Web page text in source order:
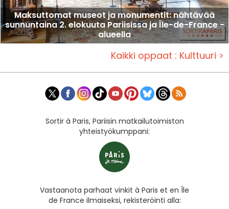
Maksuttomat museot ja monumentit: nähtävää
sunnuntaina 2. elokuuta Pariisissa ja Île-de-France -
alueella
Kaikki oppaat : Kulttuuri >
Sortir à Paris, Pariisin matkailutoimiston
yhteistyökumppani:
Vastaanota parhaat vinkit à Paris et en Île
de France ilmaiseksi, rekisteröinti alla: